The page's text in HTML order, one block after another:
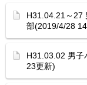
H31.04.21～27
部(2019/4/28
H31.03.02 男子
23更新)